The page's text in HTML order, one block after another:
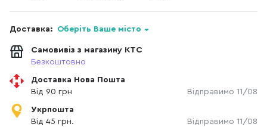
Доставка: Оберіть Ваше місто
Самовивіз з магазину КТС
Безкоштовно
Доставка Нова Пошта
Від 90 грн
Відправимо 11/08
Укрпошта
Від 45 грн.
Відправимо 11/08